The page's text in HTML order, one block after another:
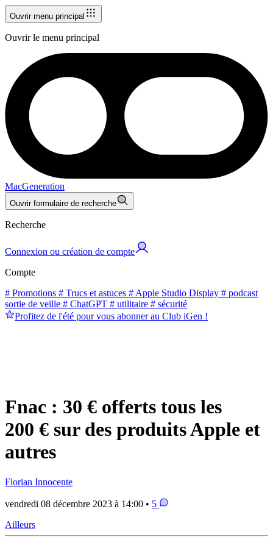
Ouvrir menu principal
Ouvrir le menu principal
MacGeneration
Ouvrir formulaire de recherche
Recherche
Connexion ou création de compte
Compte
# Promotions # Trucs et astuces # Apple Studio Display # podcast
sortie de veille # ChatGPT # utilitaire # sécurité
Profitez de l'été pour vous abonner au Club iGen !
Fnac : 30 € offerts tous les
200 € sur des produits Apple et
autres
Florian Innocente
vendredi 08 décembre 2023 à 14:00 • 5
Ailleurs